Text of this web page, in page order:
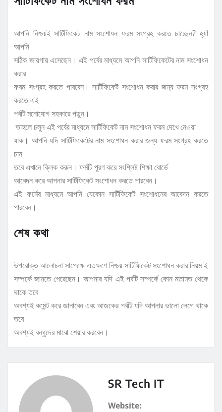
আপনি নিশ্চয়ই সার্টিফিকেট নাম সংশোধন ফরম সংগ্রহ করতে চাচ্ছেন? হ্যাঁ
আপনি
সঠিক জায়গায় এসেছেন। এই পর্বের মাধ্যমে আপনি সার্টিফিকেটের নাম সংশোধন
করার
ফরম সংগ্রহ করতে পারবেন। সার্টিফিকেট সংশোধন করার জন্য ফরম সংগ্রহ
করতে এই
পর্বটি মনোযোগ সহকারে পড়ুন।
তাহলে চলুন এই পর্বের মাধ্যমে সার্টিফিকেট নাম সংশোধন ফরম দেখে নেওয়া
যাক। আপনি যদি সার্টিফিকেটের নাম সংশোধন করার জন্য ফরম সংগ্রহ করতে
চান
তবে এখানে ক্লিক করুন। ফর্মটি পূরণ করে সংশ্লিষ্ট শিক্ষা বোর্ডে
আবেদন করে আপনার সার্টিফিকেট সংশোধন করতে পারবেন।
এই ফর্মের মাধ্যমে আপনি যেকোন সার্টিফিকেট সংশোধনের আবেদন করতে
পারবেন।
শেষ কথা
উপরোক্ত আলোচনা সাপেক্ষে এতক্ষণে নিশ্চয় সার্টিফিকেট সংশোধন করার নিয়ম ই
সম্পর্কে জানতে পেরেছেন। আপনার যদি এই পর্বটি সম্পর্কে কোন মতামত থেকে
থাকে তবে
অবশ্যই কমেন্ট করে জানাবেন এবং আজকের পর্বটি যদি আপনার ভালো লেগে থাকে
তবে
অবশ্যই বন্ধুদের মাঝে শেয়ার করবেন।
SR Tech IT
Website: